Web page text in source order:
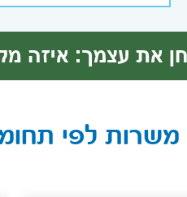
משרות לפי